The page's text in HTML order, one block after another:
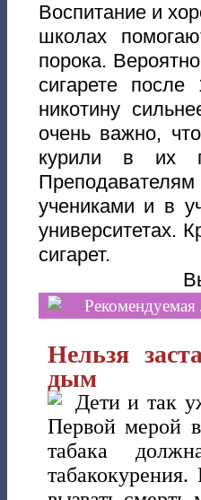
Воспитание и
школах
порока.
сигарете
никотину
очень важно,
курили в их
учениками и в
университетах.
сигарет.
Рекомендуемая
Нельзя
дым
Дети и так
Первой мерой
табака